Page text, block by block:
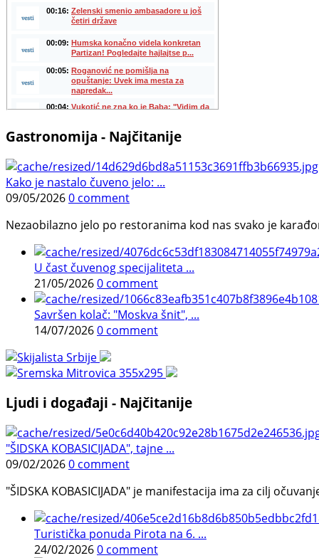
Gastronomija - Najčitanije
Kako je nastalo čuveno jelo: ...
09/05/20260 comment
Nezaobilazno jelo po restoranima kod nas svako je
U čast čuvenog specijaliteta ...
21/05/20260 comment
Savršen kolač: "Moskva šnit", ...
14/07/20260 comment
Ljudi i događaji - Najčitanije
"ŠIDSKA KOBASICIJADA", tajne ...
09/02/20260 comment
"ŠIDSKA KOBASICIJADA" je manifestacija ima za cilj
Turistička ponuda Pirota na 6. ...
24/02/20260 comment